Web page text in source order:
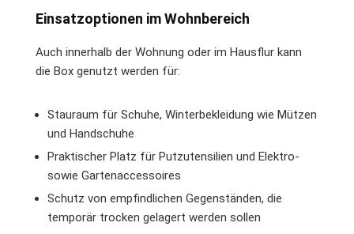
Einsatzoptionen im Wohnbereich
Auch innerhalb der Wohnung oder im Hausflur kann
die Box genutzt werden für:
Stauraum für Schuhe, Winterbekleidung wie Mützen
und Handschuhe
Praktischer Platz für Putzutensilien und Elektro-
sowie Gartenaccessoires
Schutz von empfindlichen Gegenständen, die
temporär trocken gelagert werden sollen